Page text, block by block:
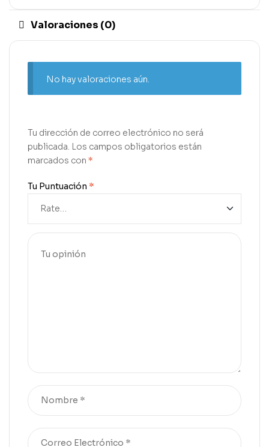
Valoraciones (0)
No hay valoraciones aún.
Tu dirección de correo electrónico no será
publicada. Los campos obligatorios están
marcados con *
Tu Puntuación *